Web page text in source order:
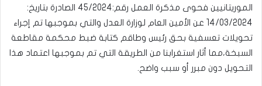
الموريتانيين فحوى مذكرة العمل رقم:45/2024 الصادرة بتاريخ:
14/03/2024 عن الأمين العام لوزارة العدل والتي بموجبها تم إجراء
تحويلات تعسفية بحق رئيس وطاقم كتابة ضبط محكمة مقاطعة
السبخة،مما أثار استغرابنا من الطريقة التي تم بموجبها اعتماد هذا
التحويل دون مبرر أو سبب واضح.